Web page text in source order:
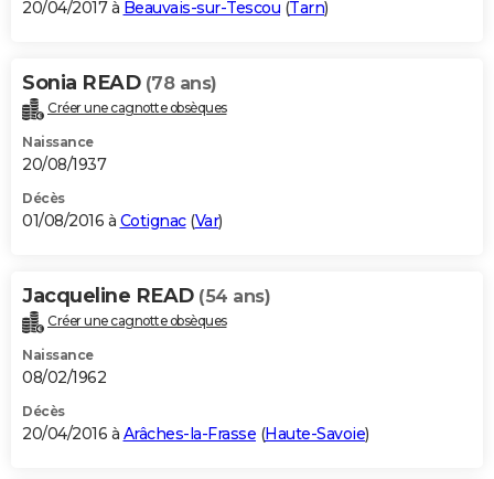
20/04/2017 à Beauvais-sur-Tescou (Tarn)
Sonia READ (78 ans)
Créer une cagnotte obsèques
Naissance
20/08/1937
Décès
01/08/2016 à Cotignac(Var)
Jacqueline READ (54 ans)
Créer une cagnotte obsèques
Naissance
08/02/1962
Décès
20/04/2016 à Arâches-la-Frasse (Haute-Savoie)